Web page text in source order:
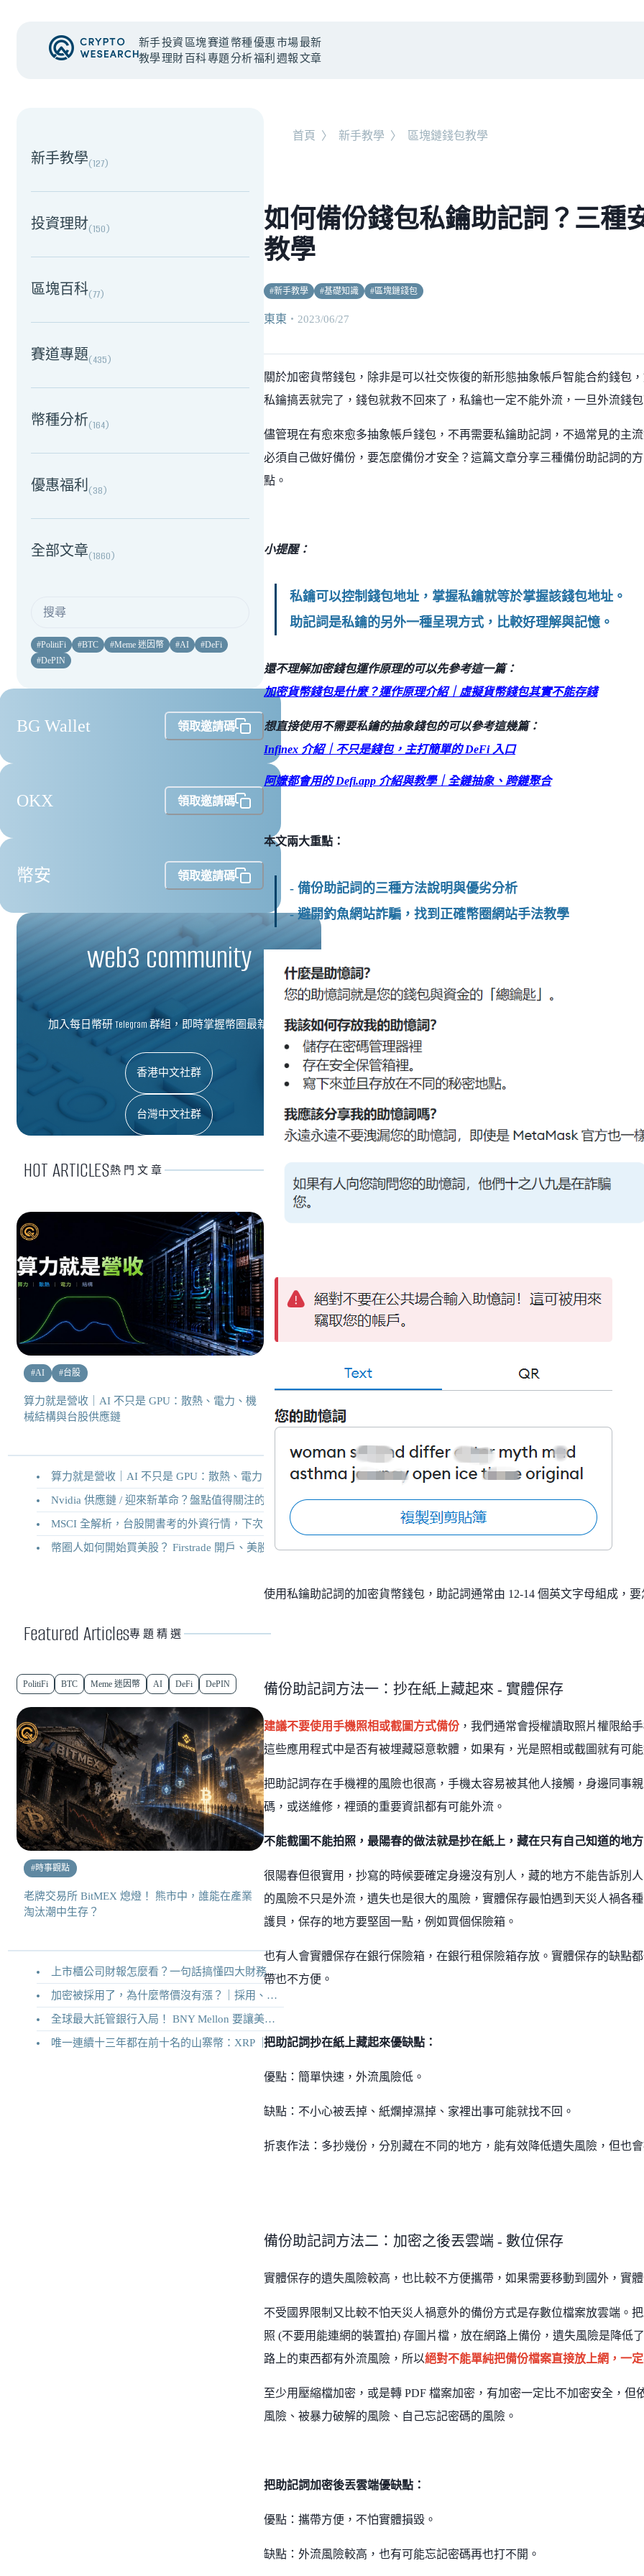
新手
教學
投資
理財
區塊
百科
賽道
專題
幣種
分析
優惠
福利
市場
週報
最新
文章
NEW EVENT
新手教學(127)
投資理財(150)
區塊百科(77)
賽道專題(435)
幣種分析(164)
優惠福利(38)
全部文章(1860)
#PolitiFi #BTC #Meme 迷因幣 #AI #DeFi
#DePIN
BG Wallet 領取邀請碼
OKX 領取邀請碼
幣安 領取邀請碼
web3 community
加入每日幣研 Telegram 群組，即時掌握幣圈最新資訊
香港中文社群
台灣中文社群
HOT ARTICLES熱門文章
#AI #台股
算力就是營收｜AI 不只是 GPU：散熱、電力、機
械結構與台股供應鏈
算力就是營收｜AI 不只是 GPU：散熱、電力、機械結構與台股供應鏈
Nvidia 供應鏈 / 迎來新革命？盤點值得關注的二十家供應鏈企業
MSCI 全解析，台股開書考的外資行情，下次調整你準備好了嗎？
幣圈人如何開始買美股？ Firstrade 開戶、美股交易機制完整教學
Featured Articles專題精選
PolitiFi BTC Meme 迷因幣 AI DeFi DePIN
#時事觀點
老牌交易所 BitMEX 熄燈！ 熊市中，誰能在產業
淘汰潮中生存？
上市櫃公司財報怎麼看？一句話搞懂四大財務報表
加密被採用了，為什麼幣價沒有漲？｜採用、收入與代幣價值捕獲
全球最大託管銀行入局！ BNY Mellon 要讓美債交易 24/7 不打烊
唯一連續十三年都在前十名的山寨幣：XRP ｜Ripple 2026 介紹
首頁 〉 新手教學 〉 區塊鏈錢包教學
如何備份錢包私鑰助記詞？三種
教學
#新手教學 #基礎知識 #區塊鏈錢包
東東 ・ 2023/06/27
關於加密貨幣錢包，除非是可以社交恢復的新形態抽象帳戶智能合約錢包
私鑰搞丟就完了，錢包就救不回來了，私鑰也一定不能外流，一旦外流錢
儘管現在有愈來愈多抽象帳戶錢包，不再需要私鑰助記詞，不過常見的主
必須自己做好備份，要怎麼備份才安全？這篇文章分享三種備份助記詞的
點。
小提醒：
私鑰可以控制錢包地址，掌握私鑰就等於掌握該錢包地址。
助記詞是私鑰的另外一種呈現方式，比較好理解與記憶。
還不理解加密錢包運作原理的可以先參考這一篇：
加密貨幣錢包是什麼？運作原理介紹｜虛擬貨幣錢包其實不能存錢
想直接使用不需要私鑰的抽象錢包的可以參考這幾篇：
Infinex 介紹｜不只是錢包，主打簡單的 DeFi 入口
阿嬤都會用的 Defi.app 介紹與教學｜全鏈抽象、跨鏈聚合
本文兩大重點：
- 備份助記詞的三種方法說明與優劣分析
- 避開釣魚網站詐騙，找到正確幣圈網站手法教學
使用私鑰助記詞的加密貨幣錢包，助記詞通常由 12-14 個英文字母組成，要
備份助記詞方法一：抄在紙上藏起來 - 實體保存
建議不要使用手機照相或截圖方式備份 ，我們通常會授權讀取照片權限給
這些應用程式中是否有被埋藏惡意軟體，如果有，光是照相或截圖就有可
把助記詞存在手機裡的風險也很高，手機太容易被其他人接觸，身邊同事
碼，或送維修，裡頭的重要資訊都有可能外流。
不能截圖不能拍照，最陽春的做法就是抄在紙上，藏在只有自己知道的地方
很陽春但很實用，抄寫的時候要確定身邊沒有別人，藏的地方不能告訴別
的風險不只是外流，遺失也是很大的風險，實體保存最怕遇到天災人禍各
護貝，保存的地方要堅固一點，例如買個保險箱。
也有人會實體保存在銀行保險箱，在銀行租保險箱存放。實體保存的缺點
帶也不方便。
把助記詞抄在紙上藏起來優缺點：
優點：簡單快速，外流風險低。
缺點：不小心被丟掉、紙爛掉濕掉、家裡出事可能就找不回。
折衷作法：多抄幾份，分別藏在不同的地方，能有效降低遺失風險，但也
備份助記詞方法二：加密之後丟雲端 - 數位保存
實體保存的遺失風險較高，也比較不方便攜帶，如果需要移動到國外，實
不受國界限制又比較不怕天災人禍意外的備份方式是存數位檔案放雲端。
照 (不要用能連網的裝置拍) 存圖片檔，放在網路上備份，遺失風險是降低
路上的東西都有外流風險，所以絕對不能單純把備份檔案直接放上網，一
至少用壓縮檔加密，或是轉 PDF 檔案加密，有加密一定比不加密安全，但
風險、被暴力破解的風險、自己忘記密碼的風險。
把助記詞加密後丟雲端優缺點：
優點：攜帶方便，不怕實體損毀。
缺點：外流風險較高，也有可能忘記密碼再也打不開。